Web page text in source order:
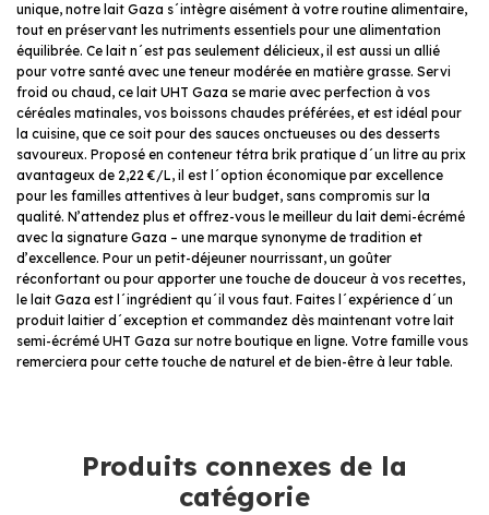
unique, notre lait Gaza s´intègre aisément à votre routine alimentaire,
tout en préservant les nutriments essentiels pour une alimentation
équilibrée. Ce lait n´est pas seulement délicieux, il est aussi un allié
pour votre santé avec une teneur modérée en matière grasse. Servi
froid ou chaud, ce lait UHT Gaza se marie avec perfection à vos
céréales matinales, vos boissons chaudes préférées, et est idéal pour
la cuisine, que ce soit pour des sauces onctueuses ou des desserts
savoureux. Proposé en conteneur tétra brik pratique d´un litre au prix
avantageux de 2,22 €/L, il est l´option économique par excellence
pour les familles attentives à leur budget, sans compromis sur la
qualité. N’attendez plus et offrez-vous le meilleur du lait demi-écrémé
avec la signature Gaza – une marque synonyme de tradition et
d’excellence. Pour un petit-déjeuner nourrissant, un goûter
réconfortant ou pour apporter une touche de douceur à vos recettes,
le lait Gaza est l´ingrédient qu´il vous faut. Faites l´expérience d´un
produit laitier d´exception et commandez dès maintenant votre lait
semi-écrémé UHT Gaza sur notre boutique en ligne. Votre famille vous
remerciera pour cette touche de naturel et de bien-être à leur table.
Produits connexes de la
catégorie